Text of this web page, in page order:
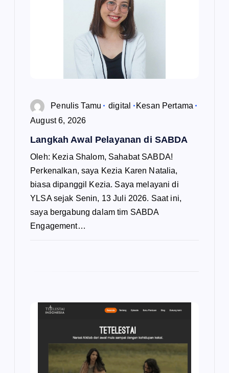
Penulis Tamu digital
Kesan Pertama
August 6, 2026
Langkah Awal Pelayanan di SABDA
Oleh: Kezia Shalom, Sahabat SABDA!
Perkenalkan, saya Kezia Karen Natalia,
biasa dipanggil Kezia. Saya melayani di
YLSA sejak Senin, 13 Juli 2026. Saat ini,
saya bergabung dalam tim SABDA
Engagement…